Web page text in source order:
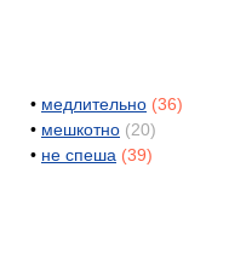
• медлительно (36)
• мешкотно (20)
• не спеша (39)